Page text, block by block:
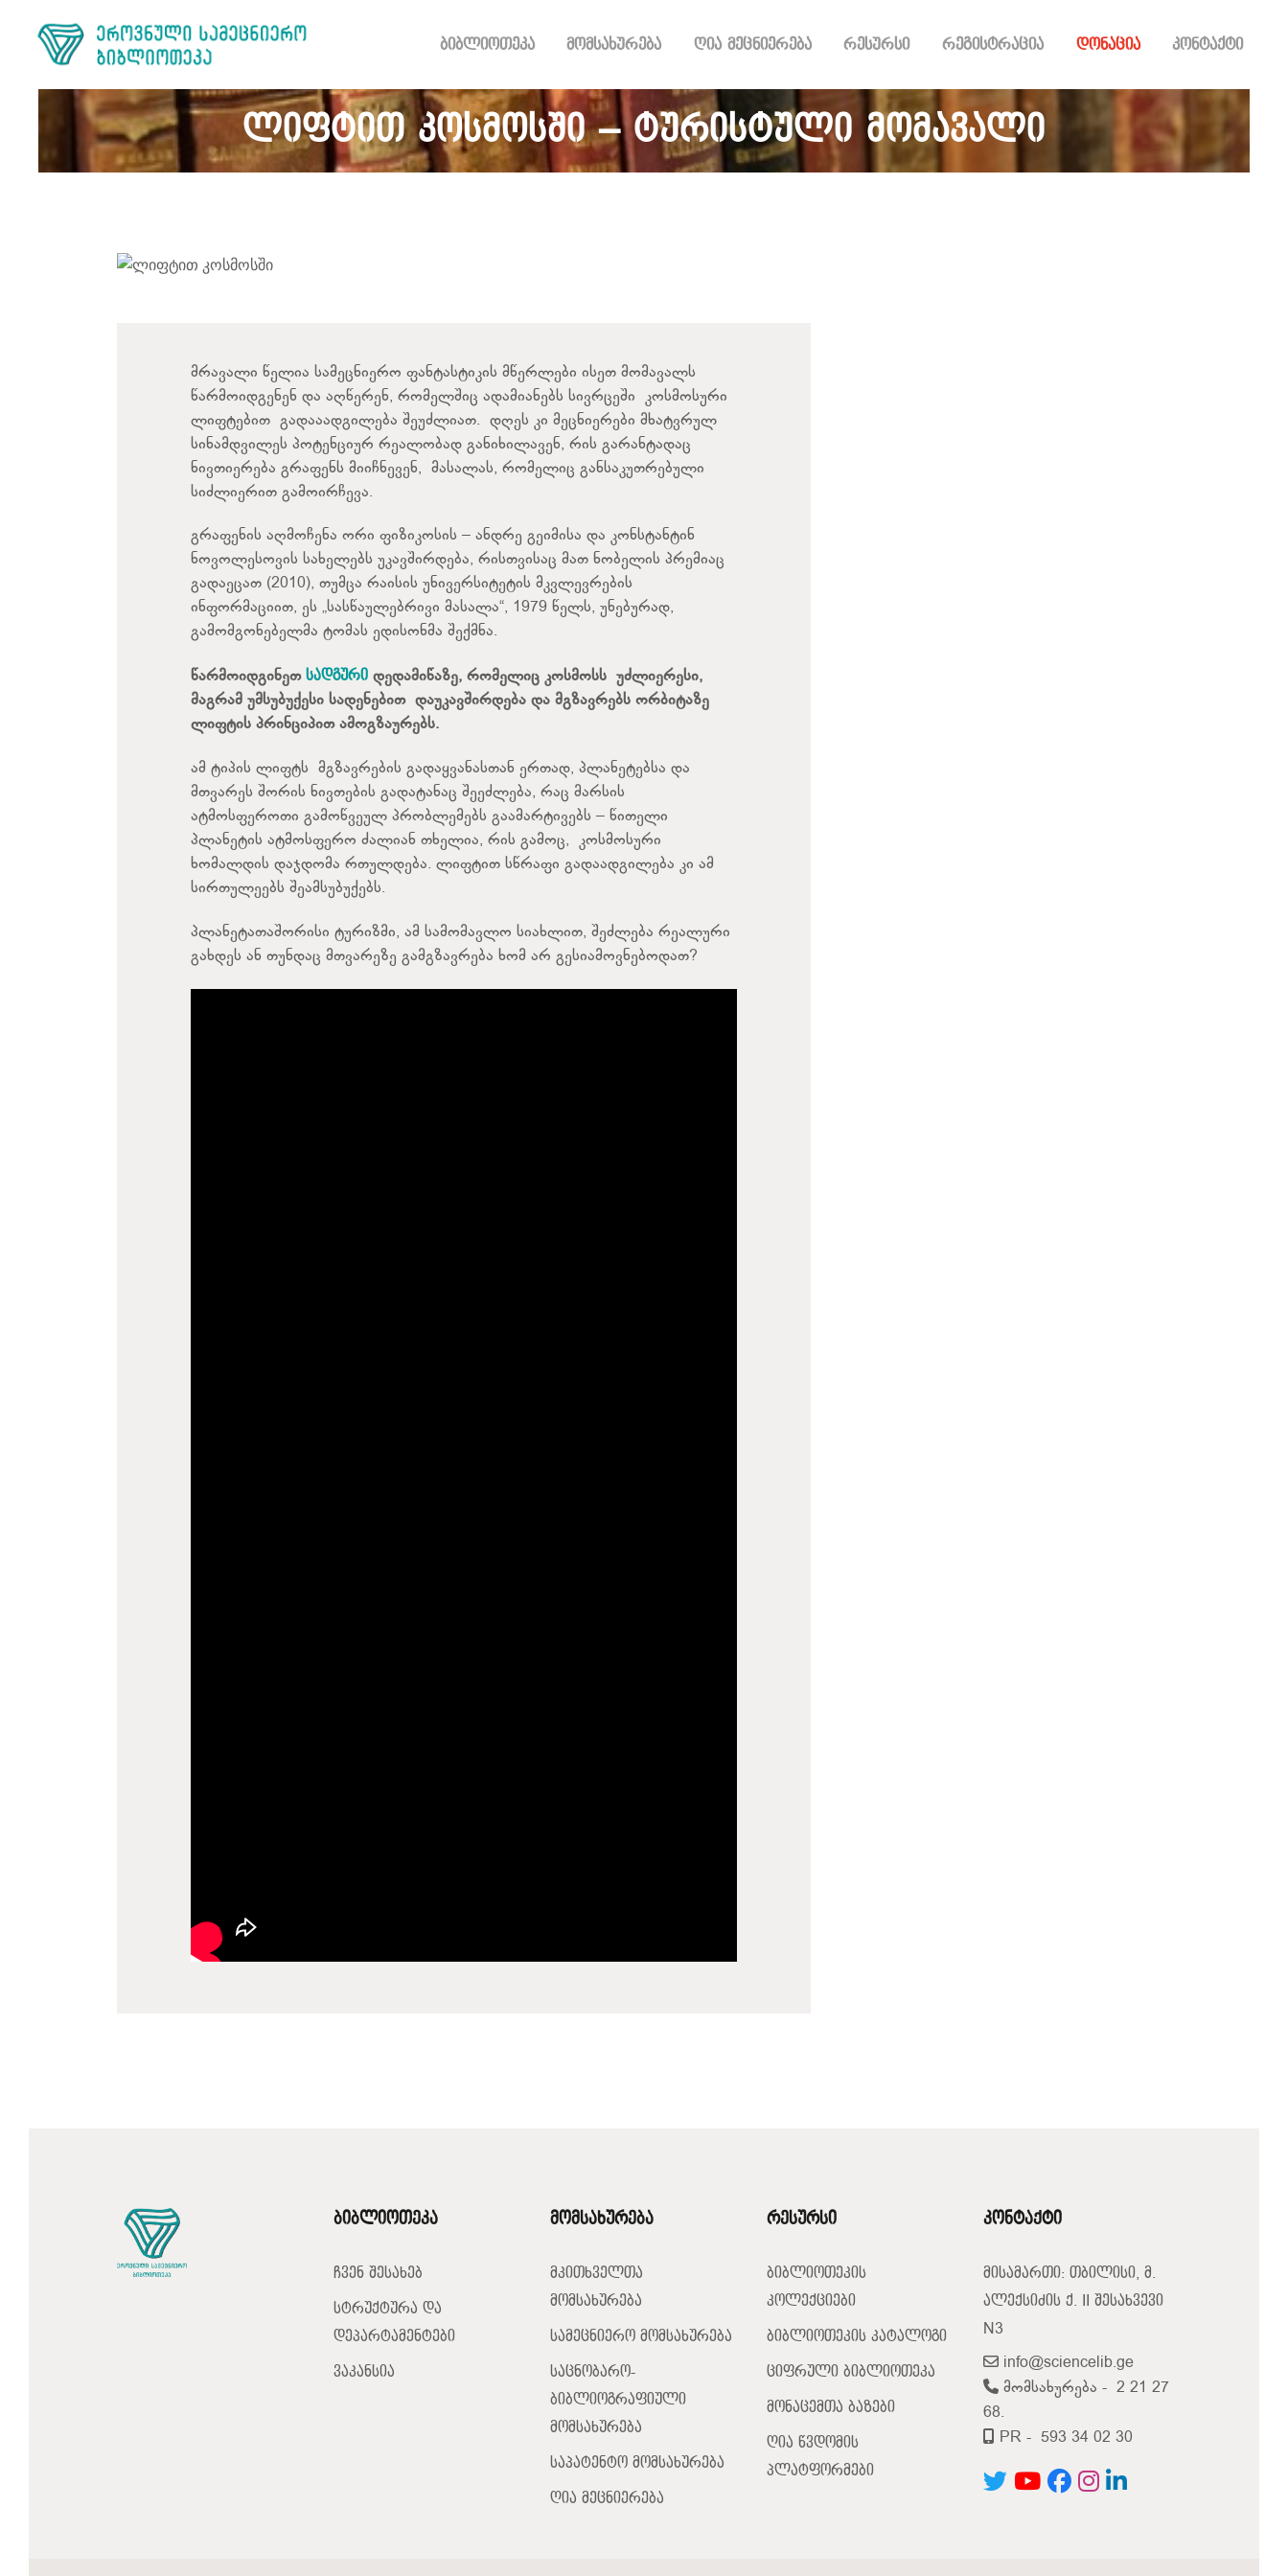
ბიბლიოთეკა მომსახურება ღია მეცნიერება რესურსი რეგისტრაცია დონაცია კონტაქტი
ლიფტით კოსმოსში – ტურისტული მომავალი
ᲛᲝᲛᲡᲐᲮᲣᲠᲔᲑᲐ
ᲠᲔᲡᲣᲠᲡᲘ
ᲠᲔᲒᲘᲡᲢᲠᲐᲪᲘᲐ
მრავალი წელია სამეცნიერო ფანტასტიკის მწერლები ისეთ მომავალს
წარმოიდგენენ და აღწერენ, რომელშიც ადამიანებს სივრცეში კოსმოსური
ლიფტებით გადააადგილება შეუძლიათ. დღეს კი მეცნიერები მხატვრულ
სინამდვილეს პოტენციურ რეალობად განიხილავენ, რის გარანტადაც
ნივთიერება გრაფენს მიიჩნევენ, მასალას, რომელიც განსაკუთრებული
სიძლიერით გამოირჩევა.
გრაფენის აღმოჩენა ორი ფიზიკოსის – ანდრე გეიმისა და კონსტანტინ
ნოვოლესოვის სახელებს უკავშირდება, რისთვისაც მათ ნობელის პრემიაც
გადაეცათ (2010), თუმცა რაისის უნივერსიტეტის მკვლევრების
ინფორმაციით, ეს „სასწაულებრივი მასალა“, 1979 წელს, უნებურად,
გამომგონებელმა ტომას ედისონმა შექმნა.
წარმოიდგინეთ სადგურიდედამიწაზე, რომელიც კოსმოსს უძლიერესი,
მაგრამ უმსუბუქესი სადენებით დაუკავშირდება და მგზავრებს ორბიტაზე
ლიფტის პრინციპით ამოგზაურებს.
ამ ტიპის ლიფტს მგზავრების გადაყვანასთან ერთად, პლანეტებსა და
მთვარეს შორის ნივთების გადატანაც შეეძლება, რაც მარსის
ატმოსფეროთი გამოწვეულ პრობლემებს გაამარტივებს – წითელი
პლანეტის ატმოსფერო ძალიან თხელია, რის გამოც, კოსმოსური
ხომალდის დაჯდომა რთულდება. ლიფტით სწრაფი გადაადგილება კი ამ
სირთულეებს შეამსუბუქებს.
პლანეტათაშორისი ტურიზმი, ამ სამომავლო სიახლით, შეძლება რეალური
გახდეს ან თუნდაც მთვარეზე გამგზავრება ხომ არ გესიამოვნებოდათ?
ბიბლიოთეკა
ჩვენ შესახებ
სტრუქტურა და
დეპარტამენტები
ვაკანსია
მომსახურება
მკითხველთა
მომსახურება
სამეცნიერო მომსახურება
საცნობარო-
ბიბლიოგრაფიული
მომსახურება
საპატენტო მომსახურება
ღია მეცნიერება
რესურსი
ბიბლიოთეკის
კოლექციები
ბიბლიოთეკის კატალოგი
ციფრული ბიბლიოთეკა
მონაცემთა ბაზები
ღია წვდომის
პლატფორმები
კონტაქტი
მისამართი: თბილისი, მ.
ალექსიძის ქ. II შესახვევი
N3
info@sciencelib.ge
მომსახურება - 2 21 27
68.
PR - 593 34 02 30